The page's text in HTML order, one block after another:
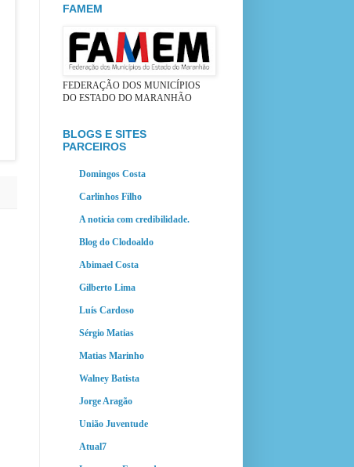
FAMEM
FEDERAÇÃO DOS MUNICÍPIOS
DO ESTADO DO MARANHÃO
BLOGS E SITES
PARCEIROS
Domingos Costa
Carlinhos Filho
A noticia com credibilidade.
Blog do Clodoaldo
Abimael Costa
Gilberto Lima
Luís Cardoso
Sérgio Matias
Matias Marinho
Walney Batista
Jorge Aragão
União Juventude
Atual7